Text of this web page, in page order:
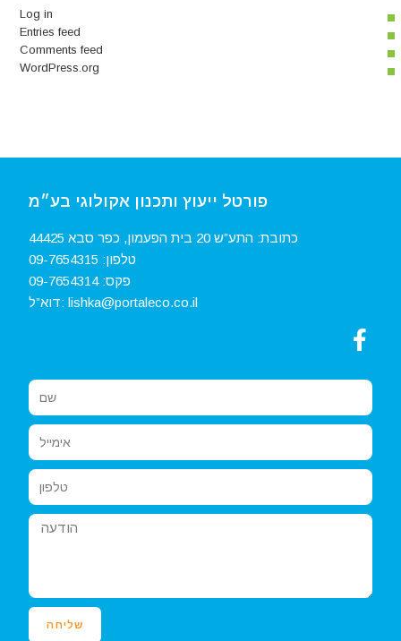
Log in
Entries feed
Comments feed
WordPress.org
פורטל ייעוץ ותכנון אקולוגי בע״מ
כתובת: התע”ש 20 בית הפעמון, כפר סבא 44425
טלפון: 09-7654315‏
פקס:09-7654314
דוא”ל:lishka@portaleco.co.il
שליחה